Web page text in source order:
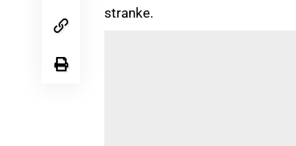
stranke.